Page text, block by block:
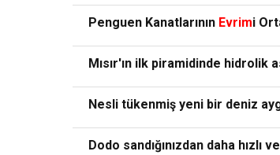
Penguen Kanatlarının Evrimi
Mısır'ın ilk piramidinde hidrolik
Nesli tükenmiş yeni bir deniz
Dodo sandığınızdan daha hızlı